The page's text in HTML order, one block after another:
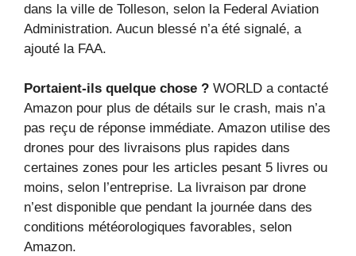
dans la ville de Tolleson, selon la Federal Aviation
Administration. Aucun blessé n’a été signalé, a
ajouté la FAA.
Portaient-ils quelque chose ? WORLD a contacté
Amazon pour plus de détails sur le crash, mais n’a
pas reçu de réponse immédiate. Amazon utilise des
drones pour des livraisons plus rapides dans
certaines zones pour les articles pesant 5 livres ou
moins, selon l’entreprise. La livraison par drone
n’est disponible que pendant la journée dans des
conditions météorologiques favorables, selon
Amazon.